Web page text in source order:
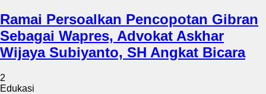
Ramai Persoalkan Pencopotan Gibran
Sebagai Wapres, Advokat Askhar
Wijaya Subiyanto, SH Angkat Bicara
2
Edukasi